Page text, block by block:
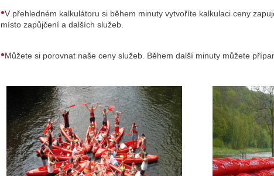
•V přehledném kalkulátoru si během minuty vytvoříte kalkulaci ceny
místo zapůjčení a dalších služeb.
•Můžete si porovnat naše ceny služeb. Během další minuty můžete